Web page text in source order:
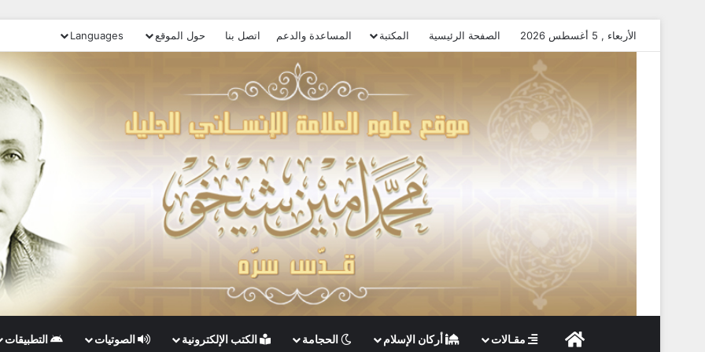
الأربعاء , 5 أغسطس 2026 الصفحة الرئيسية المكتبة المساعدة والدعم اتصل بنا حول الموقع Languages
الصفحة الرئيسية
مقـالات أركان الإسلام الحجامة الكتب الإلكترونية الصوتيات التطبيقات